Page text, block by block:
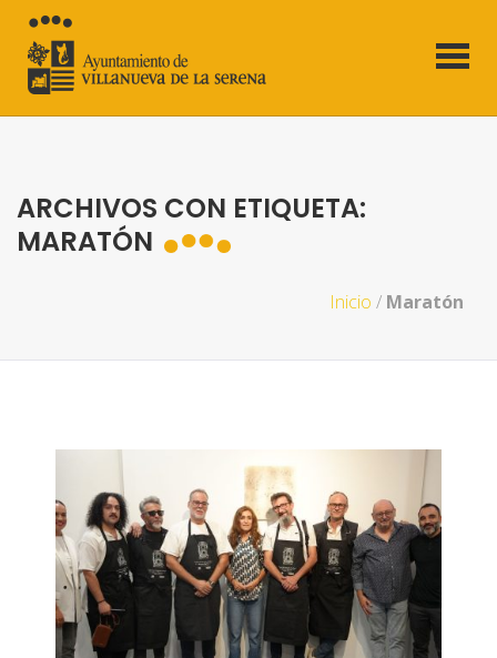
ARCHIVOS CON ETIQUETA:
MARATÓN
Inicio / Maratón